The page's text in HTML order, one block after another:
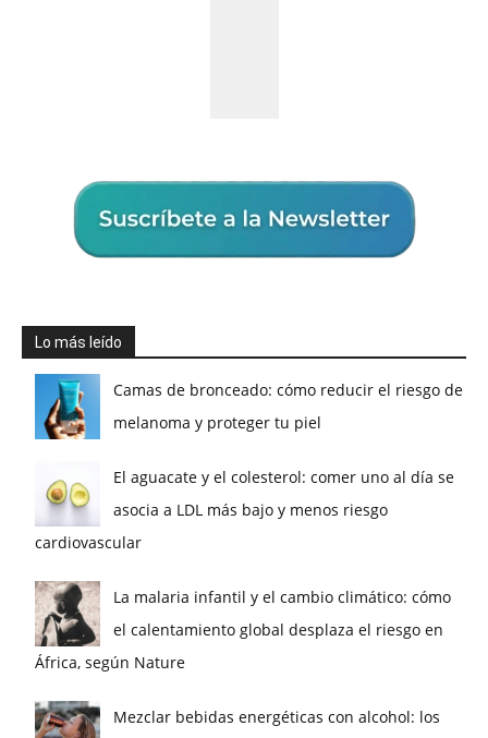
Lo más leído
Camas de bronceado: cómo reducir el riesgo de
melanoma y proteger tu piel
El aguacate y el colesterol: comer uno al día se
asocia a LDL más bajo y menos riesgo
cardiovascular
La malaria infantil y el cambio climático: cómo
el calentamiento global desplaza el riesgo en
África, según Nature
Mezclar bebidas energéticas con alcohol: los